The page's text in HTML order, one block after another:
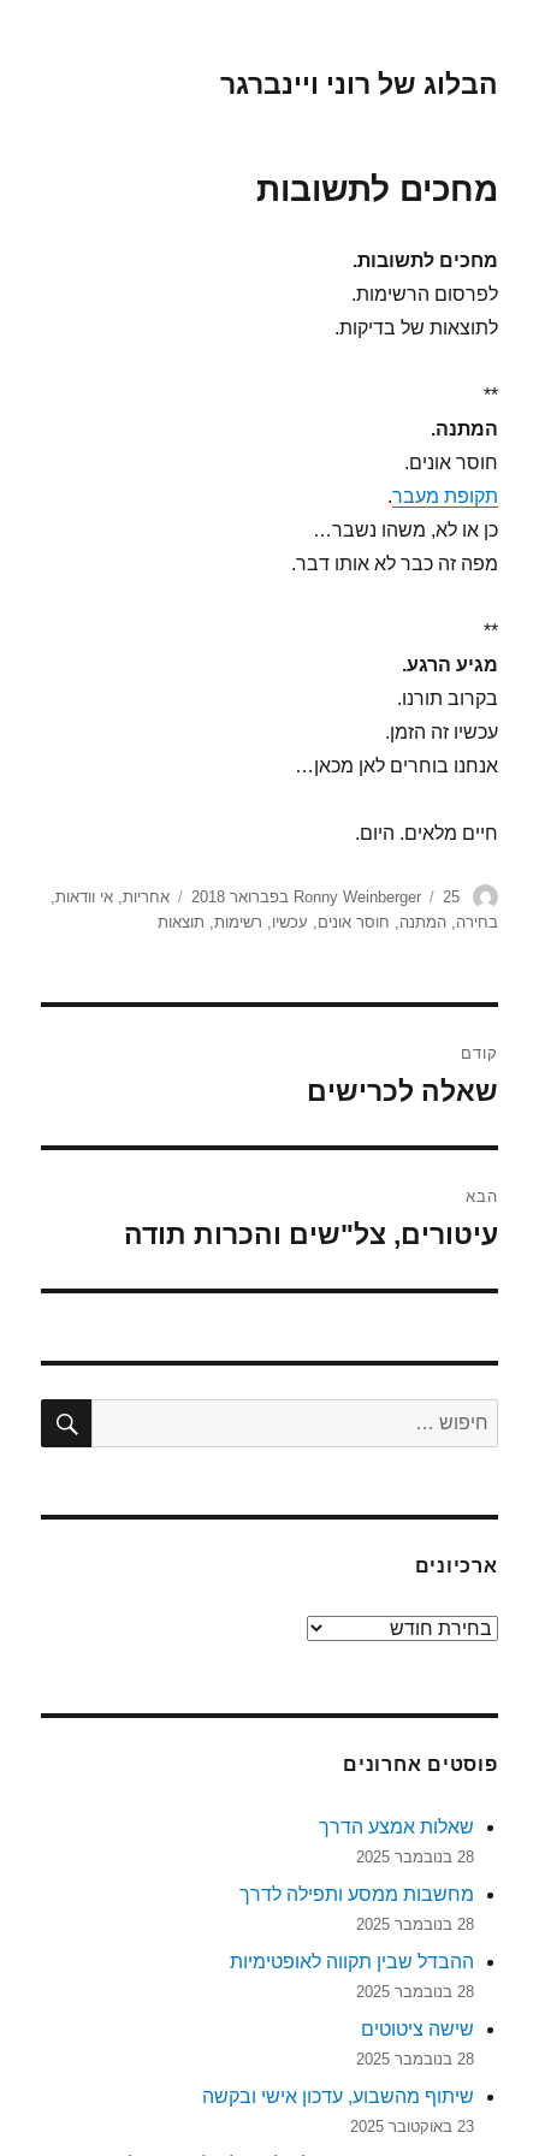
הבלוג של רוני ויינברגר
מחכים לתשובות
מחכים לתשובות.
לפרסום הרשימות.
לתוצאות של בדיקות.
**
המתנה.
חוסר אונים.
תקופת מעבר.
כן או לא, משהו נשבר…
מפה זה כבר לא אותו דבר.
**
מגיע הרגע.
בקרוב תורנו.
עכשיו זה הזמן.
אנחנו בוחרים לאן מכאן…
חיים מלאים. היום.
מחבר Ronny Weinberger
פורסם
בתאריך
25 בפברואר 2018 תגיות
אחריות,אי וודאות,
בחירה,המתנה, חוסר אונים, עכשיו, רשימות, תוצאות
קודם
הפוסט
שאלה לכרישים
הבא
הפוסט
עיטורים, צל"שים והכרות תודה
חפש:
ארכיונים
ארכיונים
פוסטים אחרונים
שאלות אמצע הדרך
28 בנובמבר 2025
מחשבות ממסע ותפילה לדרך
28 בנובמבר 2025
ההבדל שבין תקווה לאופטימיות
28 בנובמבר 2025
שישה ציטוטים
28 בנובמבר 2025
שיתוף מהשבוע, עדכון אישי ובקשה
23 באוקטובר 2025